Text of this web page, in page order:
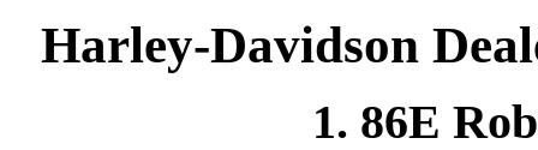
Harley-Davidson
1. 86E